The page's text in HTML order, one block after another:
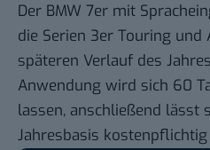
Der BMW 7er mit
die Serien 3er Touring und
späteren Verlauf des
Anwendung wird sich 60
lassen, anschließend lässt
Jahresbasis